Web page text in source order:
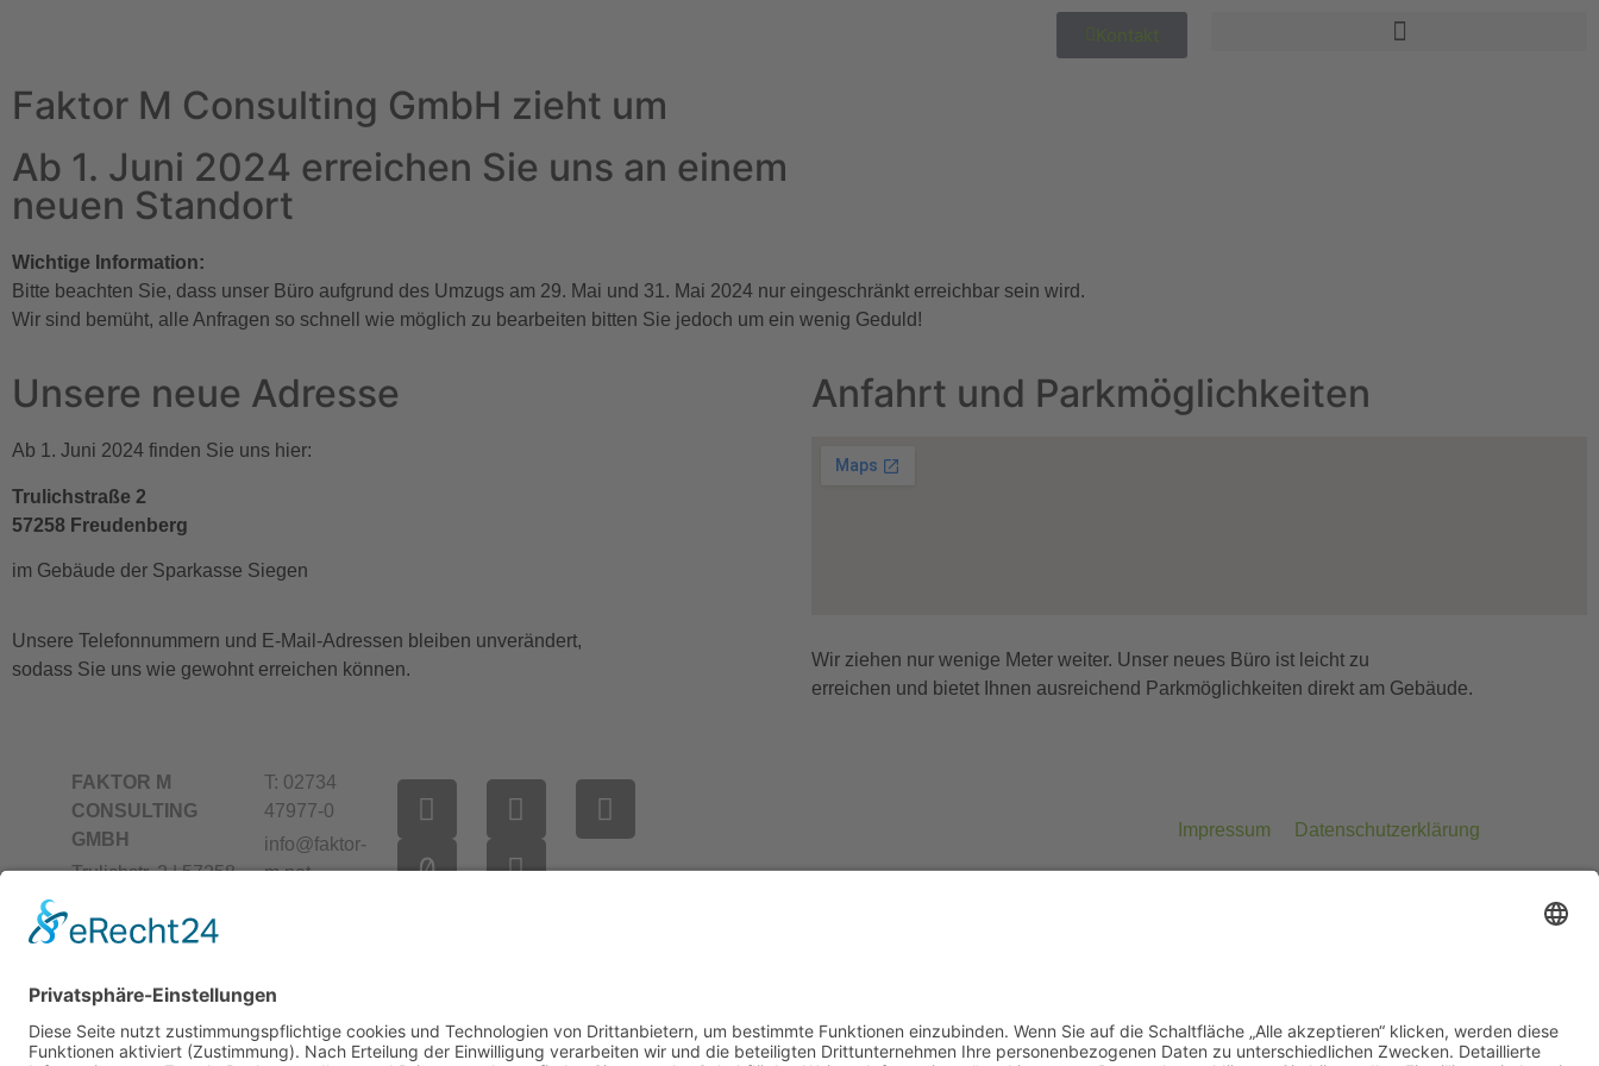
Kontakt
Faktor M Consulting GmbH zieht um
Ab 1. Juni 2024 erreichen Sie uns an einem
neuen Standort
Wichtige Information:
Bitte beachten Sie, dass unser Büro aufgrund des Umzugs am 29. Mai und 31. Mai 2024 nur eingeschränkt erreichbar sein wird.
Wir sind bemüht, alle Anfragen so schnell wie möglich zu bearbeiten bitten Sie jedoch um ein wenig Geduld!
Unsere neue Adresse
Ab 1. Juni 2024 finden Sie uns hier:
Trulichstraße 2
57258 Freudenberg
im Gebäude der Sparkasse Siegen
Unsere Telefonnummern und E-Mail-Adressen bleiben unverändert,
sodass Sie uns wie gewohnt erreichen können.
Anfahrt und Parkmöglichkeiten
Wir ziehen nur wenige Meter weiter. Unser neues Büro ist leicht zu
erreichen und bietet Ihnen ausreichend Parkmöglichkeiten direkt am Gebäude.
FAKTOR M
CONSULTING
GMBH
Trulichstr. 2 | 57258
T: 02734
47977-0
info@faktor-
m.net
Impressum Datenschutzerklärung